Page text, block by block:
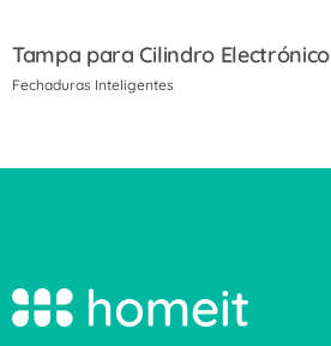
Tampa para Cilindro Electrónico
Fechaduras Inteligentes